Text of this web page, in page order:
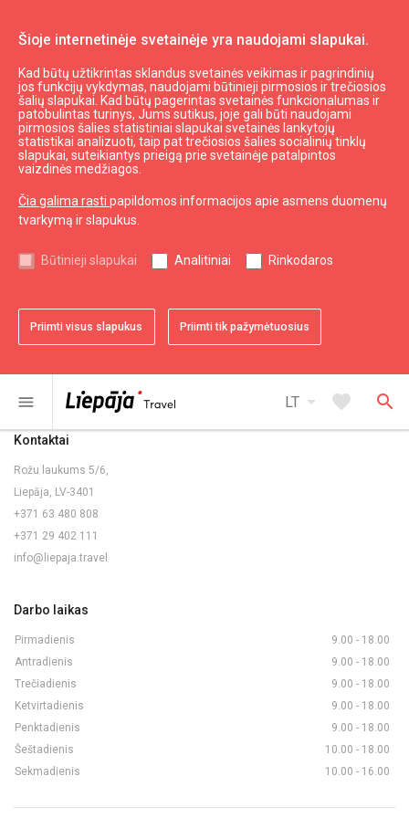
Šioje internetinėje svetainėje yra naudojami slapukai.
Kad būtų užtikrintas sklandus svetainės veikimas ir pagrindinių
jos funkcijų vykdymas, naudojami būtinieji pirmosios ir trečiosios
šalių slapukai. Kad būtų pagerintas svetainės funkcionalumas ir
patobulintas turinys, Jums sutikus, joje gali būti naudojami
pirmosios šalies statistiniai slapukai svetainės lankytojų
statistikai analizuoti, taip pat trečiosios šalies socialinių tinklų
slapukai, suteikiantys prieigą prie svetainėje patalpintos
vaizdinės medžiagos.
Čia galima rasti papildomos informacijos apie asmens duomenų
tvarkymą ir slapukus.
Būtinieji slapukai Analitiniai Rinkodaros
Priimti visus slapukus Priimti tik pažymėtuosius
menu LT arrow_drop_down favorite search
Top!
Į viršų expand_less
Informacija
Turizmas Latvijoje
Turizmas Kuržemėje
Naudingas
Žemėlapiai ir Brošiūros
Kontaktai
Rožu laukums 5/6,
Liepāja, LV-3401
+371 63 480 808
+371 29 402 111
info@liepaja.travel
Darbo laikas
Pirmadienis
9.00 - 18.00
Antradienis
9.00 - 18.00
Trečiadienis
9.00 - 18.00
Ketvirtadienis
9.00 - 18.00
Penktadienis
9.00 - 18.00
Šeštadienis
10.00 - 18.00
Sekmadienis
10.00 - 16.00